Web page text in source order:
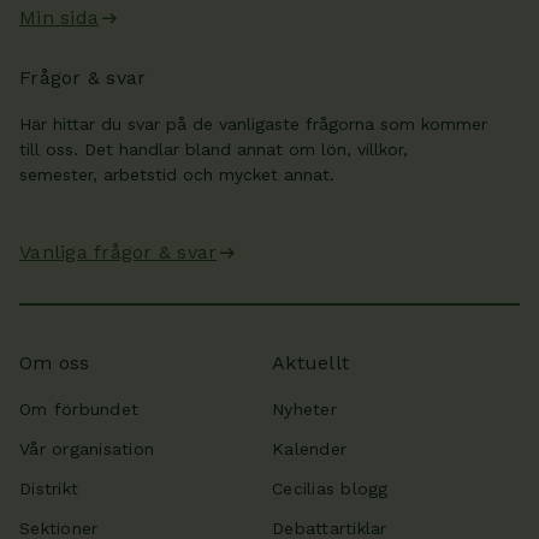
Min sida
Frågor & svar
Här hittar du svar på de vanligaste frågorna som kommer
till oss. Det handlar bland annat om lön, villkor,
semester, arbetstid och mycket annat.
Vanliga frågor & svar
Om oss
Om förbundet
Vår organisation
Distrikt
Sektioner
Aktuellt
Nyheter
Kalender
Cecilias blogg
Debattartiklar